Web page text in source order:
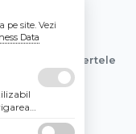
SRL
includ tva. Ofertele
pe site. Vezi
Data